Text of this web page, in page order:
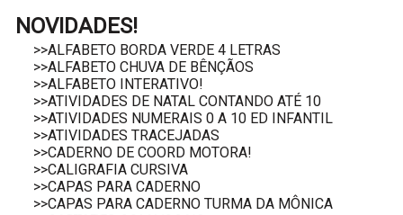
NOVIDADES!
>>ALFABETO BORDA VERDE 4 LETRAS
>>ALFABETO CHUVA DE BÊNÇÃOS
>>ALFABETO INTERATIVO!
>>ATIVIDADES DE NATAL CONTANDO ATÉ 10
>>ATIVIDADES NUMERAIS 0 A 10 ED INFANTIL
>>ATIVIDADES TRACEJADAS
>>CADERNO DE COORD MOTORA!
>>CALIGRAFIA CURSIVA
>>CAPAS PARA CADERNO
>>CAPAS PARA CADERNO TURMA DA MÔNICA